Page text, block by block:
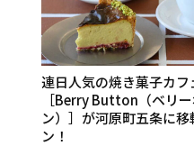
連日人気の焼き菓子カフ
［Berry Button（ベリ
ン）］が河原町五条に移
ン！